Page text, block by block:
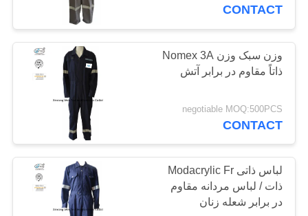
FR Bib به طور کلی
13
CONTACT
وزن سبک وزن Nomex 3A
ذاتاً مقاوم در برابر آتش
negotiable MOQ:500PCS
CONTACT
لباس ذاتی Modacrylic Fr
ذات / لباس مردانه مقاوم
در برابر شعله زنان